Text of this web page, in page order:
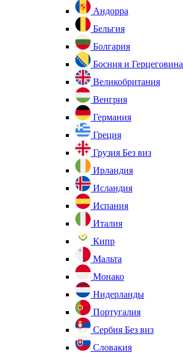
Андорра
Бельгия
Болгария
Босния и Герцеговина
Великобритания
Венгрия
Германия
Греция
Грузия Без виз
Ирландия
Исландия
Испания
Италия
Кипр
Мальта
Монако
Нидерланды
Португалия
Сербия Без виз
Словакия